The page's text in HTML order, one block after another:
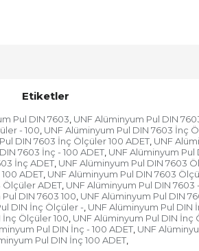
Etiketler
Pul DIN 7603, UNF Alüminyum Pul DIN
- 100, UNF Alüminyum Pul DIN 7603 İnç
DIN 7603 İnç Ölçüler 100 ADET, UNF
7603 İnç - 100 ADET, UNF Alüminyum Pul
İnç ADET, UNF Alüminyum Pul DIN 7603
ADET, UNF Alüminyum Pul DIN 7603
Ölçüler ADET, UNF Alüminyum Pul DIN 7603
DIN 7603 100, UNF Alüminyum Pul DIN
DIN İnç Ölçüler -, UNF Alüminyum Pul DIN
İnç Ölçüler 100, UNF Alüminyum Pul DIN İnç
Pul DIN İnç - 100 ADET, UNF
Pul DIN İnç 100 ADET,